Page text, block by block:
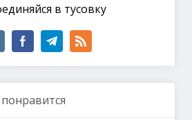
в тусовку